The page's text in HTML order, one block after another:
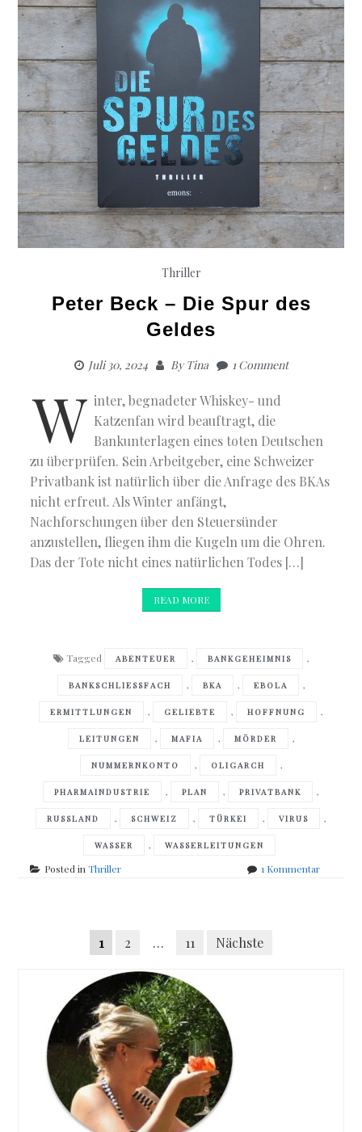
Thriller
Peter Beck – Die Spur des
Geldes
Juli 30, 2024 ByTina 1 Comment
W inter, begnadeter Whiskey- und
Katzenfan wird beauftragt, die
Bankunterlagen eines toten Deutschen
zu überprüfen. Sein Arbeitgeber, eine Schweizer
Privatbank ist natürlich über die Anfrage des BKAs
nicht erfreut. Als Winter anfängt,
Nachforschungen über den Steuersünder
anzustellen, fliegen ihm die Kugeln um die Ohren.
Das der Tote nicht eines natürlichen Todes […]
READ MORE
Tagged ABENTEUER , BANKGEHEIMNIS ,
BANKSCHLIESSFACH , BKA , EBOLA ,
ERMITTLUNGEN , GELIEBTE , HOFFNUNG ,
LEITUNGEN , MAFIA , MÖRDER ,
NUMMERNKONTO , OLIGARCH ,
PHARMAINDUSTRIE , PLAN , PRIVATBANK ,
RUSSLAND , SCHWEIZ , TÜRKEI , VIRUS ,
WASSER , WASSERLEITUNGEN
Posted inThriller 1 Kommentarzu
Posts
navigation
Seitennummerierung
Beiträge
1 2 … 11 Nächste